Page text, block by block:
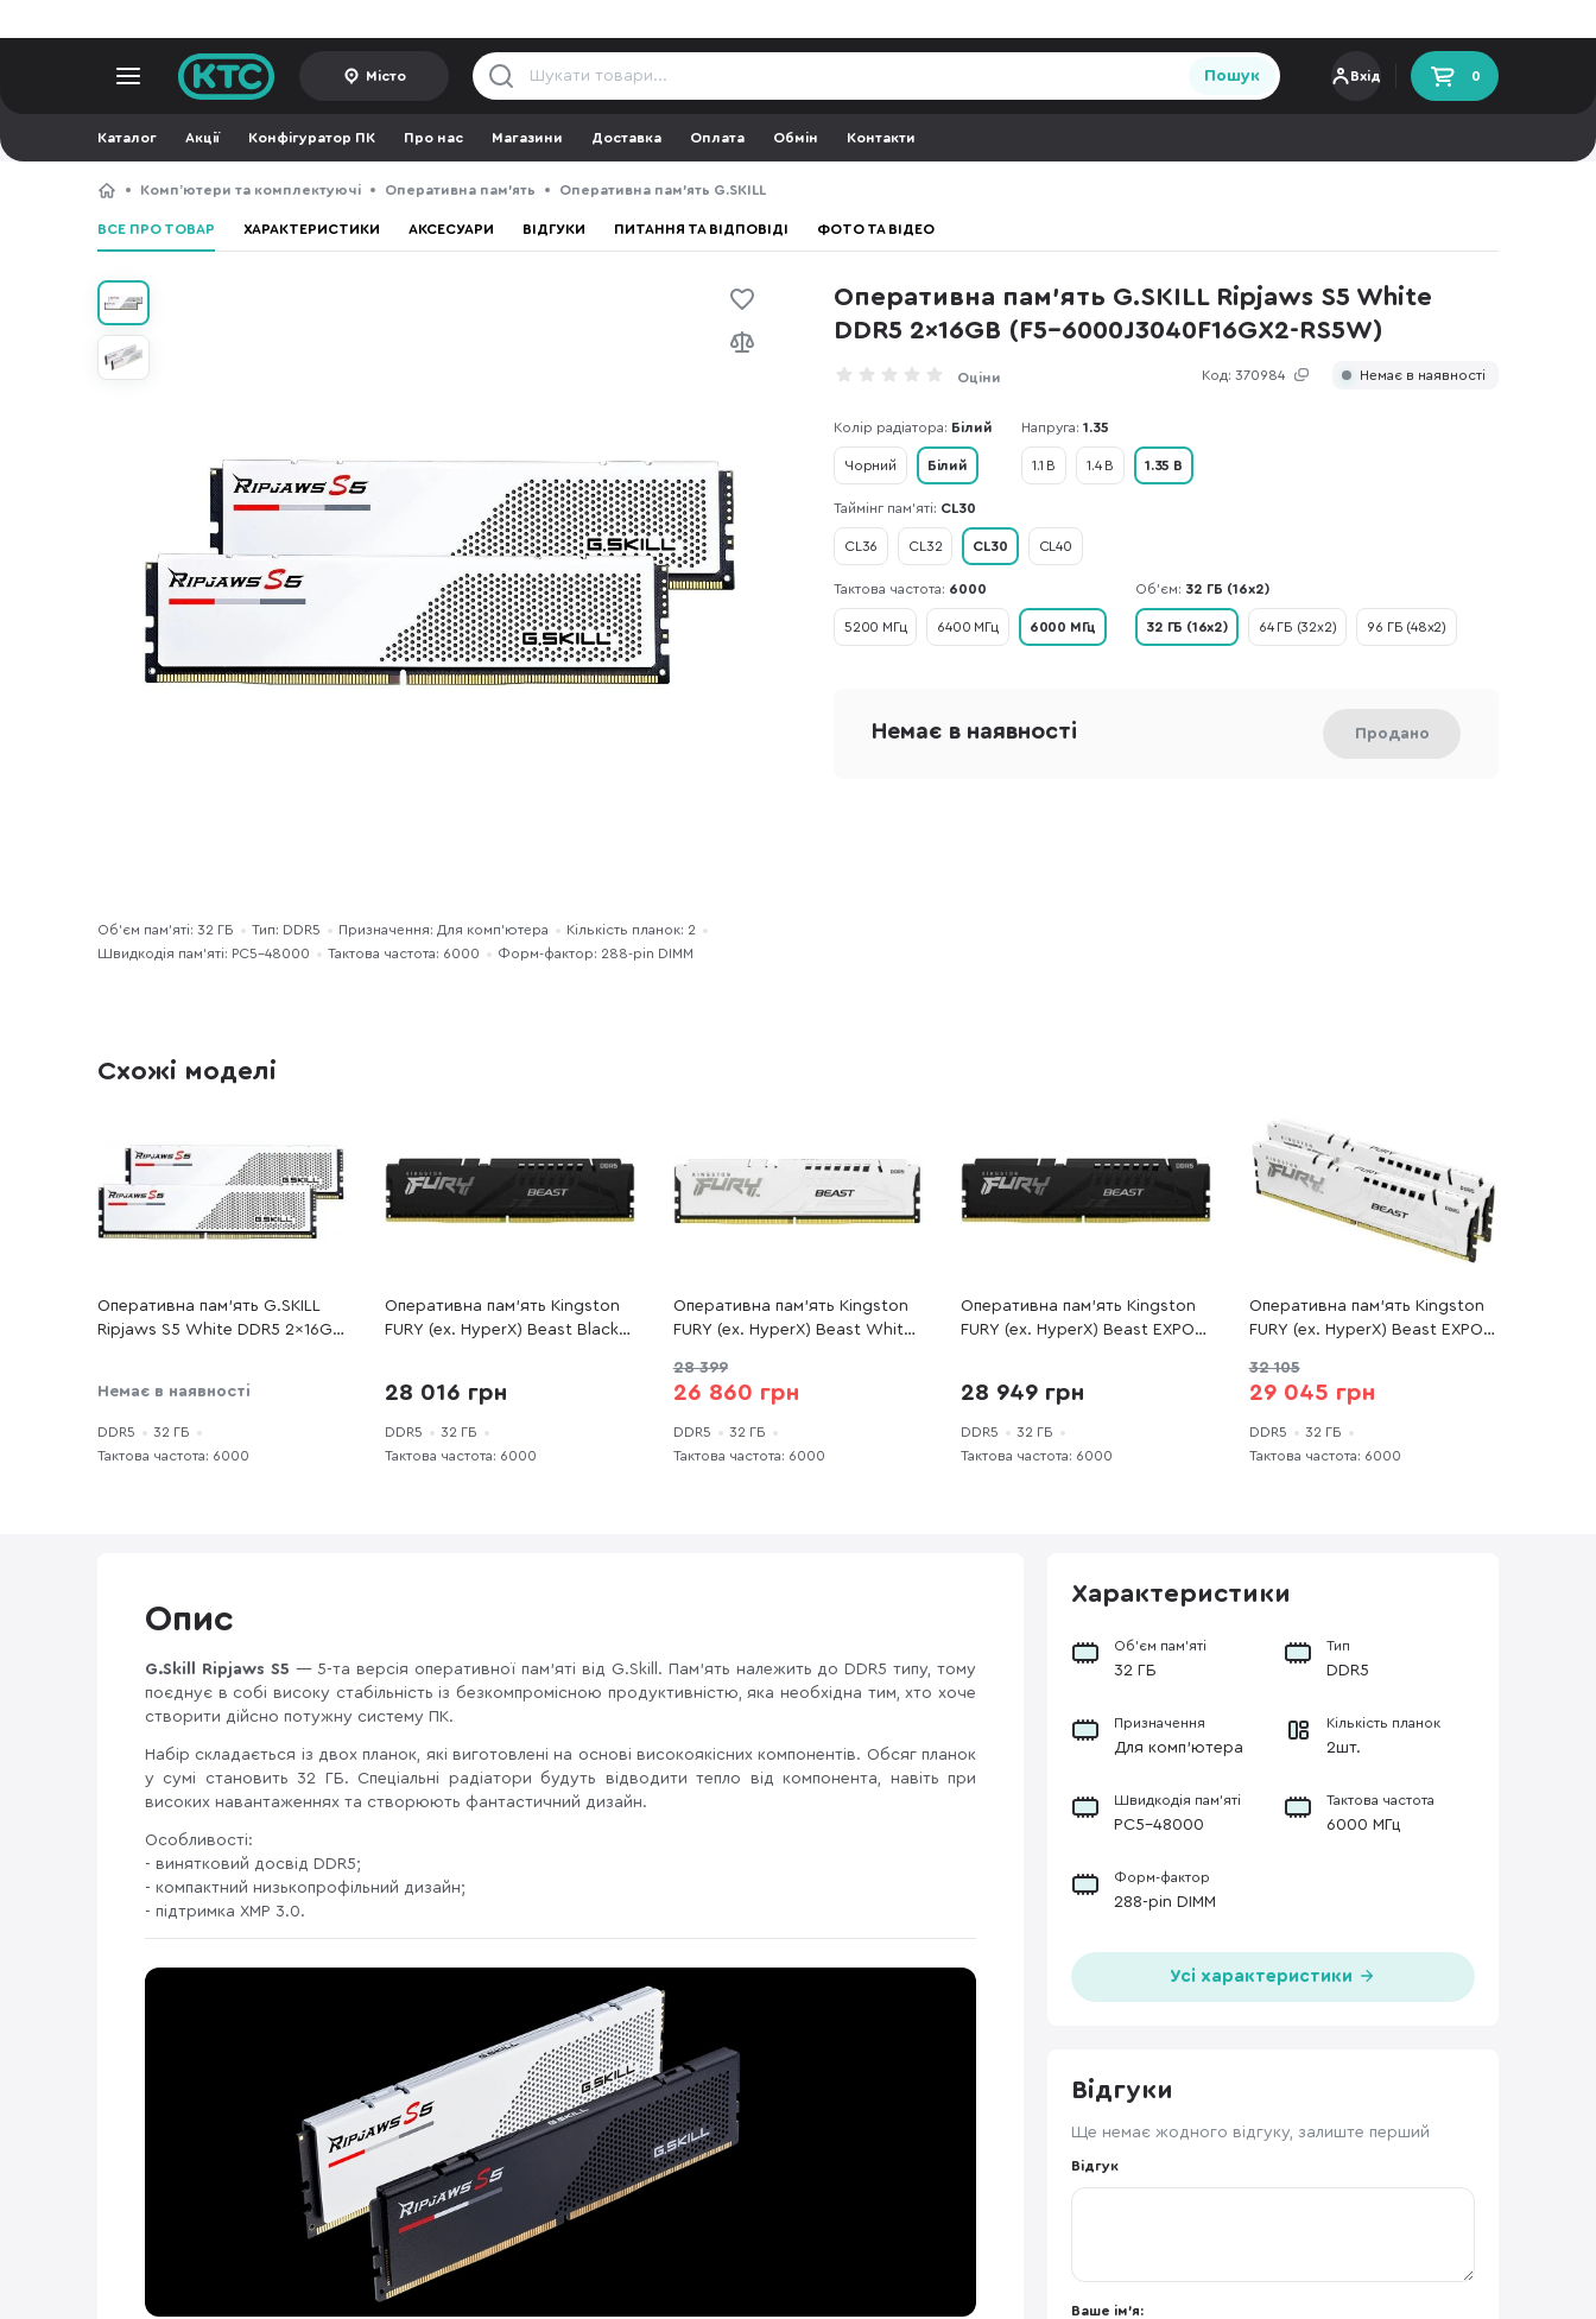
Місто Пошук Вхід 0
Каталог Акції Конфігуратор ПК Про нас Магазини Доставка Оплата Обмін Контакти
Компʼютери та комплектуючі Оперативна пам’ять Оперативна пам’ять G.SKILL
ВСЕ ПРО ТОВАР ХАРАКТЕРИСТИКИ АКСЕСУАРИ ВІДГУКИ ПИТАННЯ ТА ВІДПОВІДІ ФОТО ТА ВІДЕО
Оперативна пам’ять G.SKILL Ripjaws S5 White
DDR5 2x16GB (F5-6000J3040F16GX2-RS5W)
Код: 370984
Оціни Немає в наявності
Об’єм пам’яті: 32 ГБ Тип: DDR5 Призначення: Для комп’ютера
Кількість планок: 2
Швидкодія пам’яті: PC5-48000
Тактова частота: 6000 Форм-фактор: 288-pin DIMM
Колір радіатора: Білий
Чорний Білий
Напруга: 1.35
1.1 В 1.4 В 1.35 В
Таймінг пам'яті: CL30
CL36 CL32 CL30 CL40
Тактова частота: 6000
5200 МГц 6400 МГц 6000 МГц
Об’єм: 32 ГБ (16x2)
32 ГБ (16x2) 64 ГБ (32x2) 96 ГБ (48x2)
Немає в наявності Продано
Схожі моделі
Оперативна пам’ять G.SKILL
Ripjaws S5 White DDR5 2x16GB
Немає в наявності
DDR5
32 ГБ
Тактова частота: 6000
Оперативна пам’ять Kingston
FURY (ex. HyperX) Beast Black
28 016 грн
DDR5
32 ГБ
Тактова частота: 6000
Оперативна пам’ять Kingston
FURY (ex. HyperX) Beast White
32)
28 399
26 860 грн
DDR5
32 ГБ
Тактова частота: 6000
Оперативна пам’ять Kingston
FURY (ex. HyperX) Beast EXPO
28 949 грн
DDR5
32 ГБ
Тактова частота: 6000
Оперативна пам’ять Kingston
FURY (ex. HyperX) Beast EXPO
(KF560C30BWEK2-32)
32 105
29 045 грн
DDR5
32 ГБ
Тактова частота: 6000
Опис
G.Skill Ripjaws S5 — 5-та версія оперативної пам’яті від G.Skill. Пам'ять належить до DDR5 типу, тому
поєднує в собі високу стабільність із безкомпромісною продуктивністю, яка необхідна тим, хто хоче
створити дійсно потужну систему ПК.
Набір складається із двох планок, які виготовлені на основі високоякісних компонентів. Обсяг планок
у сумі становить 32 ГБ. Спеціальні радіатори будуть відводити тепло від компонента, навіть при
високих навантаженнях та створюють фантастичний дизайн.
Особливості:
- винятковий досвід DDR5;
- компактний низькопрофільний дизайн;
- підтримка XMP 3.0.
Характеристики
Об’єм пам’яті
32 ГБ
Тип
DDR5
Призначення
Для комп’ютера
Кількість планок
2шт.
Швидкодія пам’яті
PC5-48000
Тактова частота
6000 МГц
Форм-фактор
288-pin DIMM
Усі характеристики
Відгуки
Ще немає жодного відгуку, залиште перший
Відгук
Ваше ім'я: